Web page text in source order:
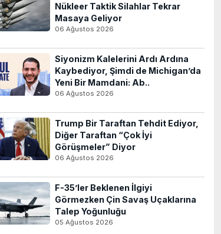
Nükleer Taktik Silahlar Tekrar
Masaya Geliyor
06 Ağustos 2026
Siyonizm Kalelerini Ardı Ardına
Kaybediyor, Şimdi de Michigan’da
Yeni Bir Mamdani: Ab..
06 Ağustos 2026
Trump Bir Taraftan Tehdit Ediyor,
Diğer Taraftan “Çok İyi
Görüşmeler” Diyor
06 Ağustos 2026
F-35’ler Beklenen İlgiyi
Görmezken Çin Savaş Uçaklarına
Talep Yoğunluğu
05 Ağustos 2026